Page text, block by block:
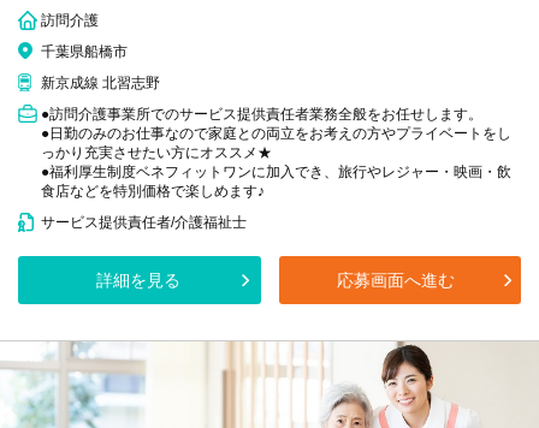
訪問介護
千葉県船橋市
新京成線 北習志野
●訪問介護事業所でのサービス提供責任者業務全般をお任せします。
●日勤のみのお仕事なので家庭との両立をお考えの方やプライベートをし
っかり充実させたい方にオススメ★
●福利厚生制度ベネフィットワンに加入でき、旅行やレジャー・映画・飲
食店などを特別価格で楽しめます♪
サービス提供責任者/介護福祉士
詳細を見る 応募画面へ進む